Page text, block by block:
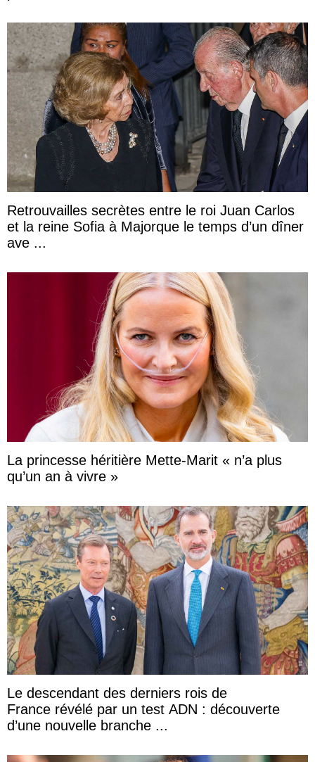
Retrouvailles secrètes entre le roi Juan Carlos
et la reine Sofia à Majorque le temps d’un dîner
ave ...
La princesse héritière Mette-Marit « n’a plus
qu’un an à vivre »
Le descendant des derniers rois de
France révélé par un test ADN : découverte
d’une nouvelle branche ...